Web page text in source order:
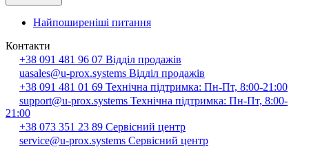
Найпоширеніші питання
Контакти
+38 091 481 96 07 Відділ продажів
uasales@u-prox.systems Відділ продажів
+38 091 481 01 69 Технічна підтримка: Пн-Пт, 8:00-21:00
support@u-prox.systems Технічна підтримка: Пн-Пт, 8:00-
21:00
+38 073 351 23 89 Сервісний центр
service@u-prox.systems Сервісний центр